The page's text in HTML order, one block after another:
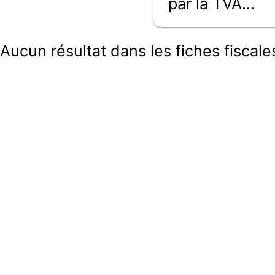
par la TVA...
Aucun résultat dans les fiches